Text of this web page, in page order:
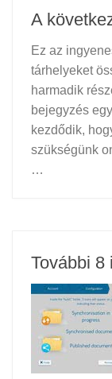
A
Ez az
tárhelyeket
harmadik
bejegyzés
kezdődik,
szükségünk
…
További 8